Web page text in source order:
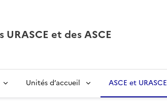
et des ASCE
Unités d’accueil ASCE et URASCE